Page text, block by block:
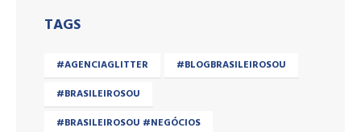
TAGS
#AGENCIAGLITTER
#BLOGBRASILEIROSOU
#BRASILEIROSOU
#BRASILEIROSOU #NEGÓCIOS